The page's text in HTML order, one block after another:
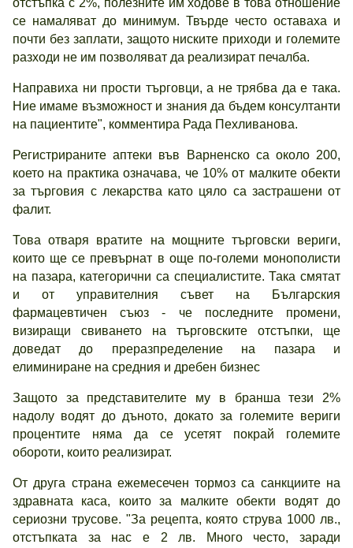
отстъпка с 2%, полезните им ходове в това отношение
се намаляват до минимум. Твърде често оставаха и
почти без заплати, защото ниските приходи и големите
разходи не им позволяват да реализират печалба.
Направиха ни прости търговци, а не трябва да е така.
Ние имаме възможност и знания да бъдем консултанти
на пациентите", комментира Рада Пехливанова.
Регистрираните аптеки във Варненско са около 200,
което на практика означава, че 10% от малките обекти
за търговия с лекарства като цяло са застрашени от
фалит.
Това отваря вратите на мощните търговски вериги,
които ще се превърнат в още по-големи монополисти
на пазара, категорични са специалистите. Така смятат
и от управителния съвет на Българския
фармацевтичен съюз - че последните промени,
визиращи свиването на търговските отстъпки, ще
доведат до преразпределение на пазара и
елиминиране на средния и дребен бизнес
Защото за представителите му в бранша тези 2%
надолу водят до дъното, докато за големите вериги
процентите няма да се усетят покрай големите
обороти, които реализират.
От друга страна ежемесечен тормоз са санкциите на
здравната каса, които за малките обекти водят до
сериозни трусове. "За рецепта, която струва 1000 лв.,
отстъпката за нас е 2 лв. Много често, заради